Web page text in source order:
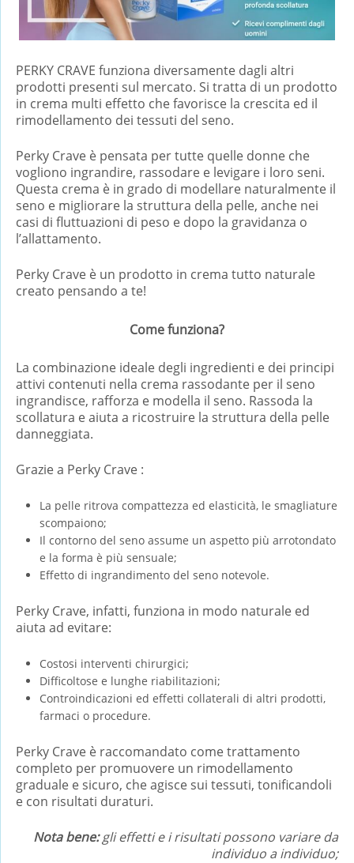
PERKY CRAVE funziona diversamente dagli altri
prodotti presenti sul mercato. Si tratta di un prodotto
in crema multi effetto che favorisce la crescita ed il
rimodellamento dei tessuti del seno.
Perky Crave è pensata per tutte quelle donne che
vogliono ingrandire, rassodare e levigare i loro seni.
Questa crema è in grado di modellare naturalmente il
seno e migliorare la struttura della pelle, anche nei
casi di fluttuazioni di peso e dopo la gravidanza o
l’allattamento.
Perky Crave è un prodotto in crema tutto naturale
creato pensando a te!
Come funziona?
La combinazione ideale degli ingredienti e dei principi
attivi contenuti nella crema rassodante per il seno
ingrandisce, rafforza e modella il seno. Rassoda la
scollatura e aiuta a ricostruire la struttura della pelle
danneggiata.
Grazie a Perky Crave :
La pelle ritrova compattezza ed elasticità, le smagliature
scompaiono;
Il contorno del seno assume un aspetto più arrotondato
e la forma è più sensuale;
Effetto di ingrandimento del seno notevole.
Perky Crave, infatti, funziona in modo naturale ed
aiuta ad evitare:
Costosi interventi chirurgici;
Difficoltose e lunghe riabilitazioni;
Controindicazioni ed effetti collaterali di altri prodotti,
farmaci o procedure.
Perky Crave è raccomandato come trattamento
completo per promuovere un rimodellamento
graduale e sicuro, che agisce sui tessuti, tonificandoli
e con risultati duraturi.
Nota bene:gli effetti e i risultati possono variare da
individuo a individuo;